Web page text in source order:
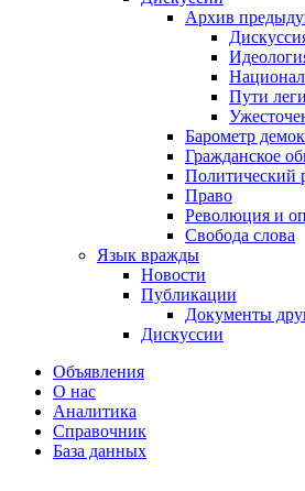
Архив
Пути
Барометр
Гражданское
Политический
Право
Революция и
Свобода слова
Язык вражды
Новости
Публикации
Документы
Дискуссии
Объявления
О нас
Аналитика
Справочник
База данных